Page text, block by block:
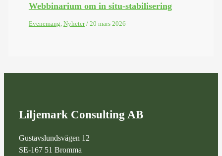
Webbinarium om in situ-stabilisering
Evenemang, Nyheter/ 20 mars 2026
Liljemark Consulting AB
Gustavslundsvägen 12
SE-167 51 Bromma